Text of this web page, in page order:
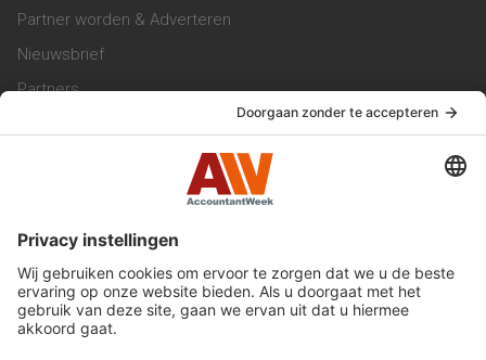
Partner worden & Adverteren
Nieuwsbrief
Partners
Werken bij ons
Privacy Statement
Algemene Voorwaarden